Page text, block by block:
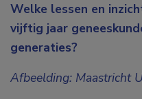
Welke lessen en
vijftig jaar
generaties?
Afbeelding: Maastricht